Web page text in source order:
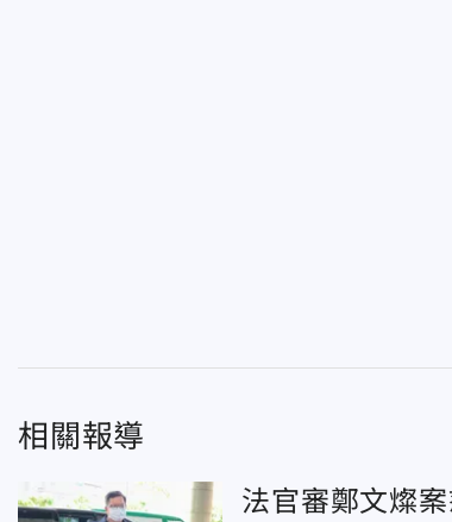
相關報導
法官審鄭文燦